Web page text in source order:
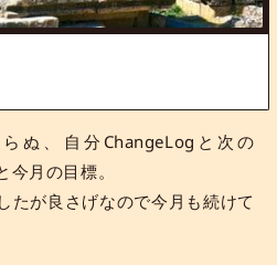
ぬ、自分ChangeLogと次の
月の目標。
たが良さげなので今月も続けて